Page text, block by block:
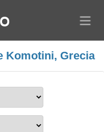
Komotini, Grecia